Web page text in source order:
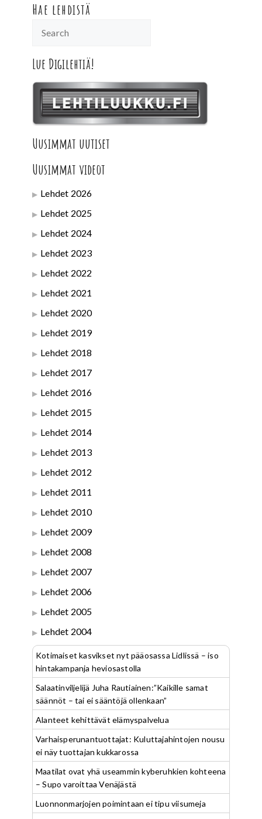
Hae lehdistä
Lue Digilehtiä!
Uusimmat uutiset
Uusimmat videot
Lehdet 2026
Lehdet 2025
Lehdet 2024
Lehdet 2023
Lehdet 2022
Lehdet 2021
Lehdet 2020
Lehdet 2019
Lehdet 2018
Lehdet 2017
Lehdet 2016
Lehdet 2015
Lehdet 2014
Lehdet 2013
Lehdet 2012
Lehdet 2011
Lehdet 2010
Lehdet 2009
Lehdet 2008
Lehdet 2007
Lehdet 2006
Lehdet 2005
Lehdet 2004
Kotimaiset kasvikset nyt pääosassa Lidlissä – iso
hintakampanja heviosastolla
Salaatinviljelijä Juha Rautiainen:”Kaikille samat
säännöt – tai ei sääntöjä ollenkaan”
Alanteet kehittävät elämyspalvelua
Varhaisperunantuottajat: Kuluttajahintojen nousu
ei näy tuottajan kukkarossa
Maatilat ovat yhä useammin kyberuhkien kohteena
– Supo varoittaa Venäjästä
Luonnonmarjojen poimintaan ei tipu viisumeja